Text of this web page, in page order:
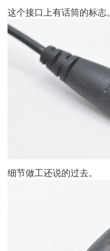
这个接口上有话筒的标志。
细节做工还说的过去。